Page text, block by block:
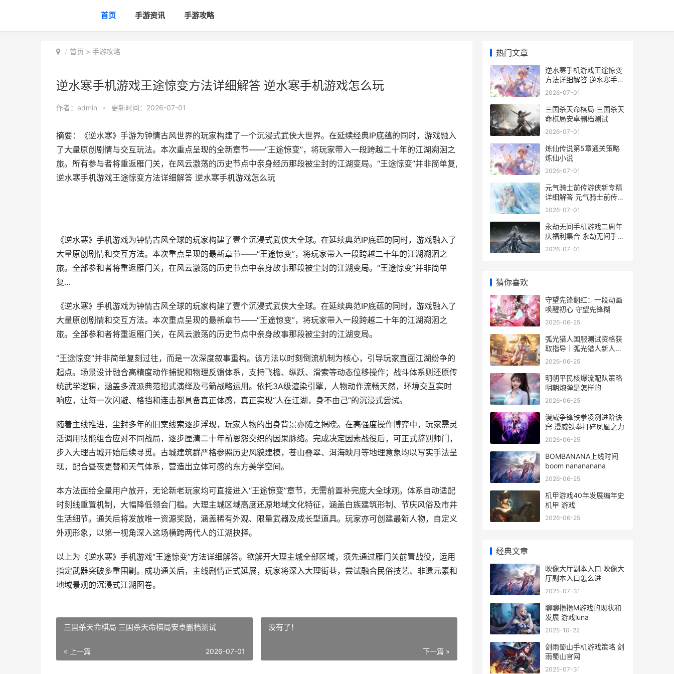
首页 手游资讯 手游攻略
首页 > 手游攻略
逆水寒手机游戏王途惊变方法详细解答 逆水寒手机游戏怎么玩
作者： admin • 更新时间：2026-07-01
摘要：《逆水寒》手游为钟情古风世界的玩家构建了一个沉浸式武侠大世界。在延续经典IP底蕴的同时，游戏融入
了大量原创剧情与交互玩法。本次重点呈现的全新章节——“王途惊变”，将玩家带入一段跨越二十年的江湖溯洄之
旅。所有参与者将重返雁门关，在风云激荡的历史节点中亲身经历那段被尘封的江湖变局。“王途惊变”并非简单复,
逆水寒手机游戏王途惊变方法详细解答 逆水寒手机游戏怎么玩
《逆水寒》手机游戏为钟情古风全球的玩家构建了壹个沉浸式武侠大全球。在延续典范IP底蕴的同时，游戏融入了
大量原创剧情和交互方法。本次重点呈现的最新章节——“王途惊变”，将玩家带入一段跨越二十年的江湖溯洄之
旅。全部参和者将重返雁门关，在风云激荡的历史节点中亲身故事那段被尘封的江湖变局。“王途惊变”并非简单
复...
《逆水寒》手机游戏为钟情古风全球的玩家构建了壹个沉浸式武侠大全球。在延续典范IP底蕴的同时，游戏融入了
大量原创剧情和交互方法。本次重点呈现的最新章节——“王途惊变”，将玩家带入一段跨越二十年的江湖溯洄之
旅。全部参和者将重返雁门关，在风云激荡的历史节点中亲身故事那段被尘封的江湖变局。
“王途惊变”并非简单复刻过往，而是一次深度叙事重构。该方法以时刻倒流机制为核心，引导玩家直面江湖纷争的
起点。场景设计融合高精度动作捕捉和物理反馈体系，支持飞檐、纵跃、滑索等动态位移操作；战斗体系则还原传
统武学逻辑，涵盖多流派典范招式演绎及弓箭战略运用。依托3A级渲染引擎，人物动作流畅天然，环境交互实时
响应，让每一次闪避、格挡和连击都具备真正体感，真正实现“人在江湖，身不由己”的沉浸式尝试。
随着主线推进，尘封多年的旧案线索逐步浮现，玩家人物的出身背景亦随之揭晓。在高强度操作博弈中，玩家需灵
活调用技能组合应对不同战局，逐步厘清二十年前恩怨交织的因果脉络。完成决定因素战役后，可正式辞别师门，
步入大理古城开始后续寻觅。古城建筑群严格参照历史风貌建模，苍山叠翠、洱海映月等地理意象均以写实手法呈
现，配合昼夜更替和天气体系，营造出立体可感的东方美学空间。
本方法面给全量用户放开，无论新老玩家均可直接进入“王途惊变”章节，无需前置补完庞大全球观。体系自动适配
时刻线重置机制，大幅降低领会门槛。大理主城区域高度还原地域文化特征，涵盖白族建筑形制、节庆风俗及市井
生活细节。通关后将发放唯一资源奖励，涵盖稀有外观、限量武器及成长型道具。玩家亦可创建最新人物，自定义
外观形象，以第一视角深入这场横跨两代人的江湖抉择。
以上为《逆水寒》手机游戏“王途惊变”方法详细解答。欲解开大理主城全部区域，须先通过雁门关前置战役，运用
指定武器突破多重围剿。成功通关后，主线剧情正式延展，玩家将深入大理街巷，尝试融合民俗技艺、非遗元素和
地域景观的沉浸式江湖图卷。
三国杀天命棋局 三国杀天命棋局安卓删档测试
« 上一篇 2026-07-01
没有了！
下一篇 »
热门文章
逆水寒手机游戏王途惊变
方法详细解答 逆水寒手机
游戏怎么玩
2026-07-01
三国杀天命棋局 三国杀天
命棋局安卓删档测试
2026-07-01
炼仙传说第5章通关策略
炼仙小说
2026-07-01
元气骑士前传游侠新专精
详细解答 元气骑士前传游
侠攻略2025
2026-07-01
永劫无间手机游戏二周年
庆福利集合 永劫无间手机
版
2026-07-01
猜你喜欢
守望先锋翻红：一段动画
唤醒初心 守望先锋糊
2026-06-25
弧光猎人国服测试资格获
取指导｜弧光猎人新人入
门和预约通道 弧光升级
2026-06-25
明朝平民核爆流配队策略
明朝炮弹是怎样的
2026-06-25
漫威争锋铁拳凌冽进阶诀
窍 漫威铁拳打碎凤凰之力
2026-06-25
BOMBANANA上线时间
boom nanananana
2026-06-25
机甲游戏40年发展编年史
机甲 游戏
2026-06-25
经典文章
映像大厅副本入口 映像大
厅副本入口怎么进
2025-07-31
聊聊撸撸M游戏的现状和
发展 游戏luna
2025-10-22
剑雨蜀山手机游戏策略 剑
雨蜀山官网
2025-07-31